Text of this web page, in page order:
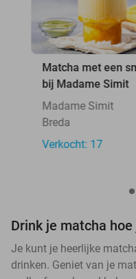
Matcha met een
bij Madame Simit
Madame Simit
Breda
Verkocht: 17
Drink je matcha
Je kunt je heerlijke
drinken. Geniet van je